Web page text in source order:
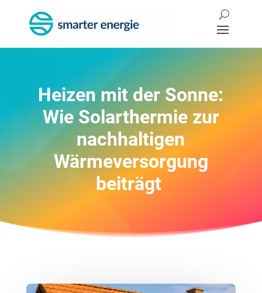
Heizen mit der Sonne:
Wie Solarthermie zur
nachhaltigen
Wärmeversorgung
beiträgt